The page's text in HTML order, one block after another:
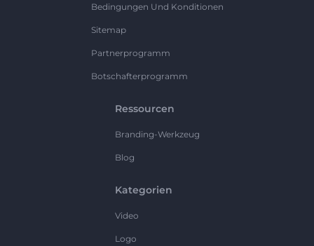
Bedingungen Und Konditionen
Sitemap
Partnerprogramm
Botschafterprogramm
Ressourcen
Branding-Werkzeug
Blog
Kategorien
Video
Logo